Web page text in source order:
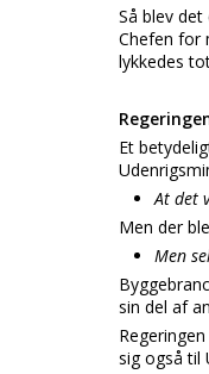
Så blev
Chefen for
lykkedes
Et
At det
Men der
Men
sin del af
sig også til